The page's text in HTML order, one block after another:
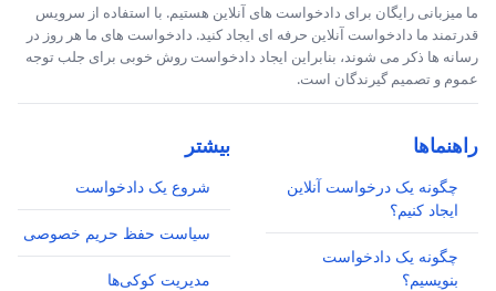
ما میزبانی رایگان برای دادخواست های آنلاین هستیم. با استفاده از سرویس
قدرتمند ما دادخواست آنلاین حرفه ای ایجاد کنید. دادخواست های ما هر روز در
رسانه ها ذکر می شوند، بنابراین ایجاد دادخواست روش خوبی برای جلب توجه
عموم و تصمیم گیرندگان است.
راهنماها
چگونه یک درخواست آنلاین
ایجاد کنیم؟
چگونه یک دادخواست
بنویسیم؟
بیشتر
شروع یک دادخواست
سیاست حفظ حریم خصوصی
مدیریت کوکی‌ها